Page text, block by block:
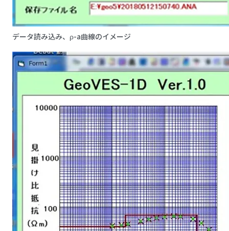
データ読み込み、ρ-a曲線のイメージ